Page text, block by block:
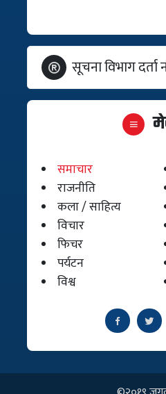
सूचना विभाग
समाचार
राजनीति
कला / साहित्य
विचार
फिचर
पर्यटन
विश्व